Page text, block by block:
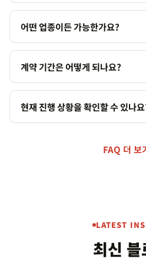
데이터 기반으로 전략을 수립하기
성과를 달성합니다. 만약 목표 미달
어떤 업종이든 가능한가요?
네, 업종에 관계없이 서비스를 제공
영한 맞춤 전략을 수립하므로 사전
계약 기간은 어떻게 되나요?
기본 계약 기간은 3개월이며, 이후
기 계약 시 할인 혜택이 있습니다.
현재 진행 상황을 확인할 수 있나
를 통해 확인하실 수 있습니다.
FAQ 더 보
LATEST
최신 블